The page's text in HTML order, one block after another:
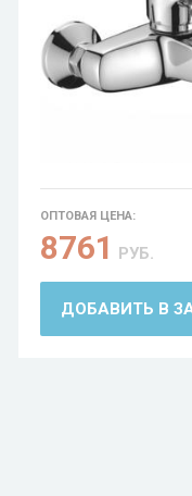
ОПТОВАЯ ЦЕНА:
8761 РУБ.
ДОБАВИТЬ В